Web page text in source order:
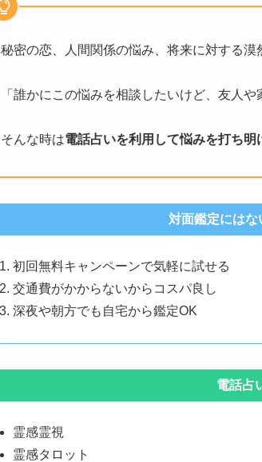
秘密の恋、人間関係の悩み、将来に対する
「誰かにこの悩みを相談したいけど、友人
そんな時は電話占いを利用して悩みを打ち明
対面鑑定にはな
初回無料キャンペーンで気軽に試せる
交通費がかからないからコスパ良し
深夜や朝方でも自宅から鑑定OK
電話占
霊感霊視
霊感タロット